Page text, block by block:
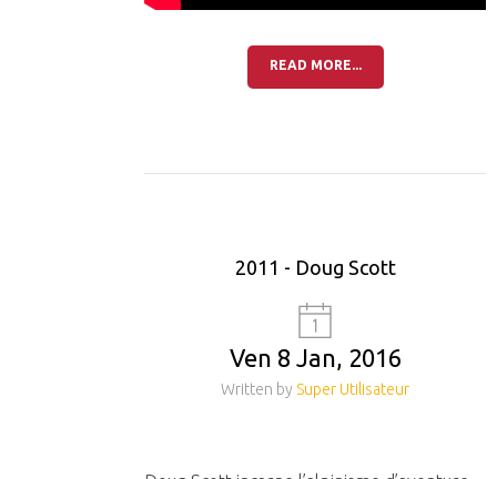
READ MORE...
2011 - Doug Scott
Ven 8 Jan, 2016
Written by Super Utilisateur